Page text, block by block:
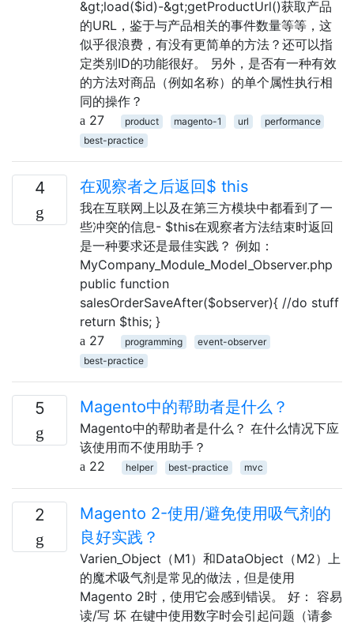
&gt;load($id)-&gt;getProductUrl()获取产品
的URL，鉴于与产品相关的事件数量等等，这
似乎很浪费，有没有更简单的方法？还可以指
定类别ID的功能很好。 另外，是否有一种有效
的方法对商品（例如名称）的单个属性执行相
同的操作？
27
product magento-1 url
performance
best-practice
4 在观察者之后返回$ this
我在互联网上以及在第三方模块中都看到了一
些冲突的信息- $this在观察者方法结束时返回
是一种要求还是最佳实践？ 例如：
MyCompany_Module_Model_Observer.php
public function
salesOrderSaveAfter($observer){ //do stuff
return $this; }
27
programming
event-observer
best-practice
5 Magento中的帮助者是什么？
Magento中的帮助者是什么？ 在什么情况下应
该使用而不使用助手？
22
helper best-practice mvc
2
Magento 2-使用/避免使用吸气剂的
良好实践？
Varien_Object（M1）和DataObject（M2）上
的魔术吸气剂是常见的做法，但是使用
Magento 2时，使用它会感到错误。 好： 容易
读/写 坏 在键中使用数字时会引起问题（请参